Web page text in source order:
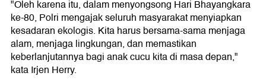
"Oleh karena itu, dalam menyongsong Hari Bhayangkara
ke-80, Polri mengajak seluruh masyarakat menyiapkan
kesadaran ekologis. Kita harus bersama-sama menjaga
alam, menjaga lingkungan, dan memastikan
keberlanjutannya bagi anak cucu kita di masa depan,"
kata Irjen Herry.